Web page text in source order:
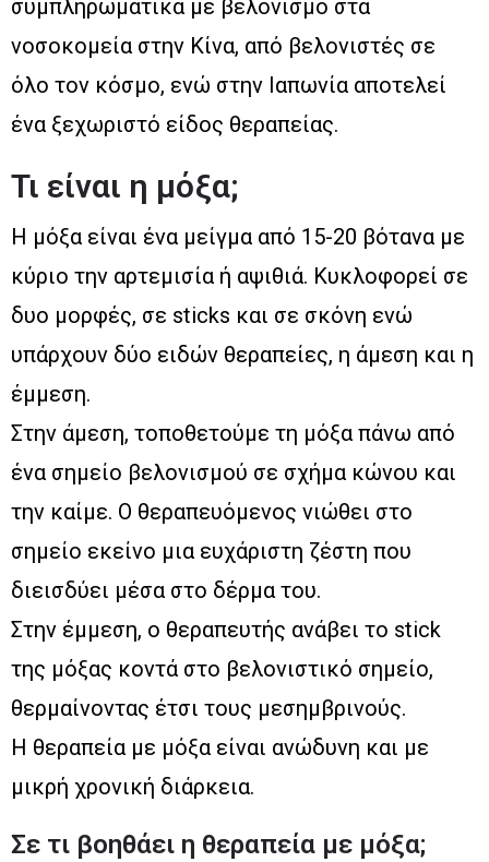
συμπληρωματικά με βελονισμό στα
νοσοκομεία στην Κίνα, από βελονιστές σε
όλο τον κόσμο, ενώ στην Ιαπωνία αποτελεί
ένα ξεχωριστό είδος θεραπείας.
Τι είναι η μόξα;
Η μόξα είναι ένα μείγμα από 15-20 βότανα με
κύριο την αρτεμισία ή αψιθιά. Κυκλοφορεί σε
δυο μορφές, σε sticks και σε σκόνη ενώ
υπάρχουν δύο ειδών θεραπείες, η άμεση και η
έμμεση.
Στην άμεση, τοποθετούμε τη μόξα πάνω από
ένα σημείο βελονισμού σε σχήμα κώνου και
την καίμε. Ο θεραπευόμενος νιώθει στο
σημείο εκείνο μια ευχάριστη ζέστη που
διεισδύει μέσα στο δέρμα του.
Στην έμμεση, ο θεραπευτής ανάβει το stick
της μόξας κοντά στο βελονιστικό σημείο,
θερμαίνοντας έτσι τους μεσημβρινούς.
Η θεραπεία με μόξα είναι ανώδυνη και με
μικρή χρονική διάρκεια.
Σε τι βοηθάει η θεραπεία με μόξα;